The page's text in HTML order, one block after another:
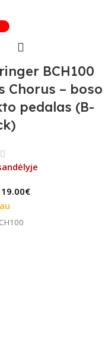
BCH100
Chorus – boso
pedalas (B-
19.00€